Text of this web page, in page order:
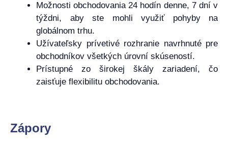
Možnosti obchodovania 24 hodín denne, 7 dní v
týždni, aby ste mohli využiť pohyby na
globálnom trhu.
Užívateľsky prívetivé rozhranie navrhnuté pre
obchodníkov všetkých úrovní skúseností.
Prístupné zo širokej škály zariadení, čo
zaisťuje flexibilitu obchodovania.
Zápory